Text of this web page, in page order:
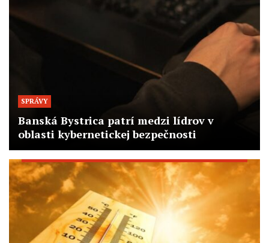
SPRÁVY
Banská Bystrica patrí medzi lídrov v
oblasti kybernetickej bezpečnosti